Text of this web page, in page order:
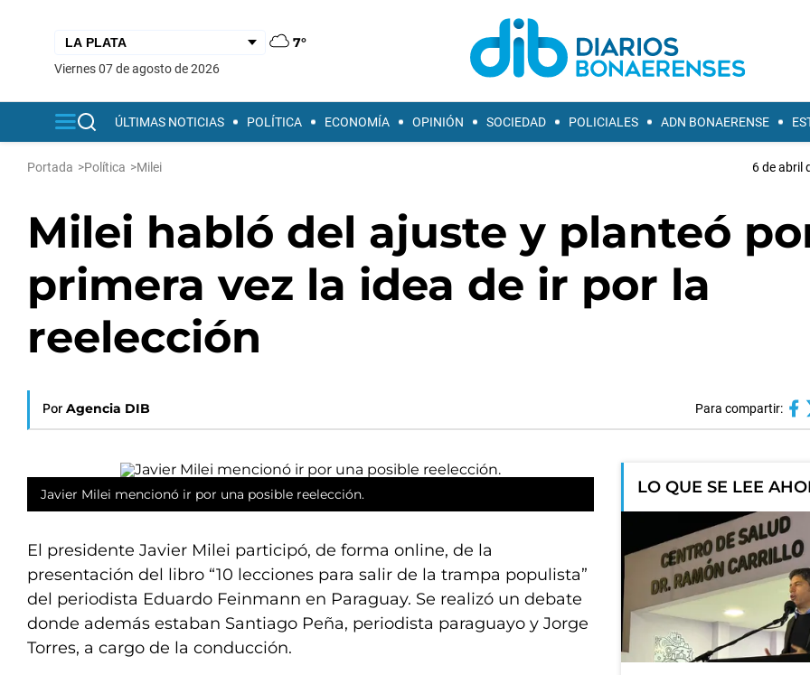
7°
viernes 07 de agosto de 2026
ÚLTIMAS NOTICIAS POLÍTICA ECONOMÍA OPINIÓN SOCIEDAD POLICIALES ADN BONAERENSE
Portada >Política >Milei 6 de abril
Milei habló del ajuste y planteó
primera vez la idea de ir por la
reelección
Por Agencia DIB Para compartir:
Javier Milei mencionó ir por una posible reelección.
El presidente Javier Milei participó, de forma online, de la
presentación del libro “10 lecciones para salir de la trampa populista”
del periodista Eduardo Feinmann en Paraguay. Se realizó un debate
donde además estaban Santiago Peña, periodista paraguayo y Jorge
Torres, a cargo de la conducción.
LO QUE SE LEE